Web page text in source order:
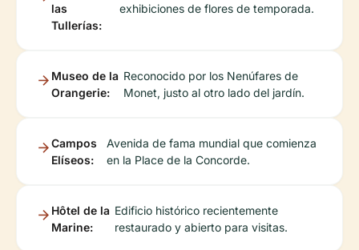
las
Tullerías:
exhibiciones de flores de temporada.
Museo de la
Orangerie:
Reconocido por los Nenúfares de
Monet, justo al otro lado del jardín.
Campos
Elíseos:
Avenida de fama mundial que comienza
en la Place de la Concorde.
Hôtel de la
Marine:
Edificio histórico recientemente
restaurado y abierto para visitas.